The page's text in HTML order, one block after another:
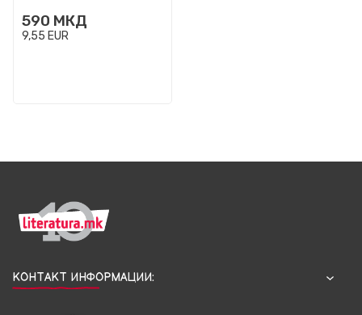
590 МКД
9,55 EUR
КОНТАКТ ИНФОРМАЦИИ: